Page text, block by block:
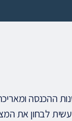
ההכנסה
לבחון את